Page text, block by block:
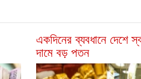
একদিনের ব্যবধানে দেশে
দামে বড় পতন